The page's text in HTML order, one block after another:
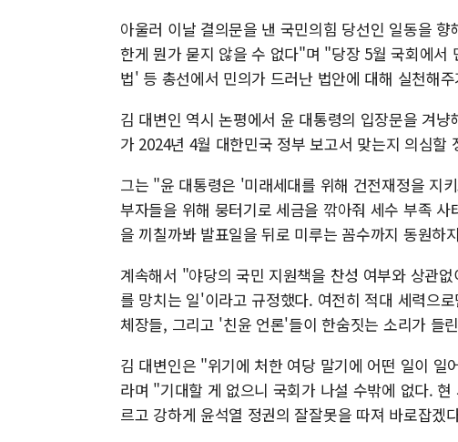
아울러 이날 결의문을 낸 국민의힘 당선인 일동을
한게 뭔가 묻지 않을 수 없다"며 "당장 5월 국회에
법' 등 총선에서 민의가 드러난 법안에 대해 실천해
김 대변인 역시 논평에서 윤 대통령의 입장문을 겨
가 2024년 4월 대한민국 정부 보고서 맞는지 의심할
그는 "윤 대통령은 '미래세대를 위해 건전재정을 지
부자들을 위해 뭉터기로 세금을 깎아줘 세수 부족
을 끼칠까봐 발표일을 뒤로 미루는 꼼수까지 동원하
계속해서 "야당의 국민 지원책을 찬성 여부와 상관
를 망치는 일'이라고 규정했다. 여전히 적대 세력으
체장들, 그리고 '친윤 언론'들이 한숨짓는 소리가 들
김 대변인은 "위기에 처한 여당 말기에 어떤 일이
라며 "기대할 게 없으니 국회가 나설 수밖에 없다.
르고 강하게 윤석열 정권의 잘잘못을 따져 바로잡겠